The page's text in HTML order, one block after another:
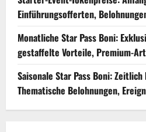
Einführungsofferten,
Monatliche Star Pass Boni:
gestaffelte Vorteile, Premium-
Saisonale Star Pass Boni:
Thematische Belohnungen,